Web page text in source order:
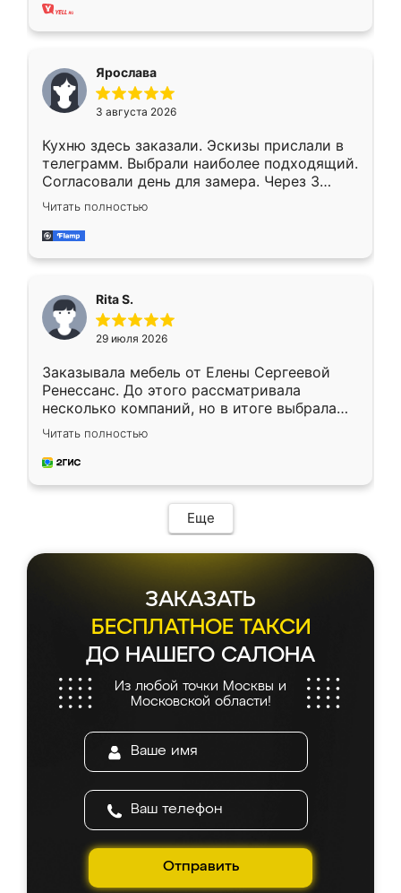
Ярослава
3 августа 2026
Кухню здесь заказали. Эскизы прислали в
телеграмм. Выбрали наиболее подходящий.
Согласовали день для замера. Через 3
недели кухня была уже готова. Остались
довольны работой. Спасибо Ренессанс
мебель за качественную работу!
Читать полностью
Rita S.
29 июля 2026
Заказывала мебель от Елены Сергеевой
Ренессанс. До этого рассматривала
несколько компаний, но в итоге выбрала
эту. Сначала обговорили условия, потом
приехал замерщик, всё спокойно объяснил
и снял размеры. Изготовили в срок, с
мебель сразу встала на свое место без
каких-либо доработок. Качеством осталась
довольна, все выглядит так, как и ожидала.
Читать полностью
Еще
ЗАКАЗАТЬ
БЕСПЛАТНОЕ ТАКСИ
ДО НАШЕГО САЛОНА
Из любой точки Москвы и
Московской области!
Отправить